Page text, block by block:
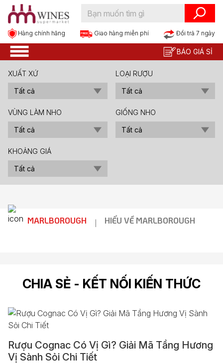
Hàng chính hãng Giao hàng miễn phí Đổi trả 7 ngày
BÁO GIÁ SỈ
XUẤT XỨ LOẠI RƯỢU
VÙNG LÀM NHO GIỐNG NHO
KHOẢNG GIÁ
MARLBOROUGH | HIỂU VỀ MARLBOROUGH
CHIA SẺ - KẾT NỐI KIẾN THỨC
Rượu Cognac Có Vị Gì? Giải Mã Tầng Hương
Vị Sành Sỏi Chi Tiết